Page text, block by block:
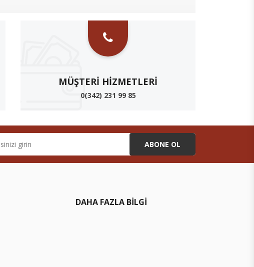
MÜŞTERI HIZMETLERI
0(342) 231 99 85
ABONE OL